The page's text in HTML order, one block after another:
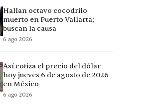
Hallan octavo cocodrilo
muerto en Puerto Vallarta;
buscan la causa
6 ago 2026
Así cotiza el precio del dólar
hoy jueves 6 de agosto de 2026
en México
6 ago 2026